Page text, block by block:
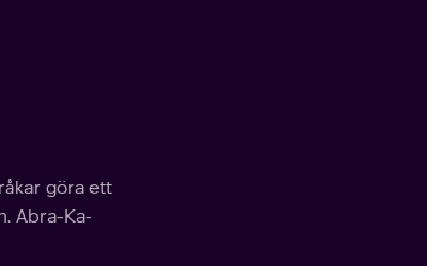
göra ett
Abra-Ka-